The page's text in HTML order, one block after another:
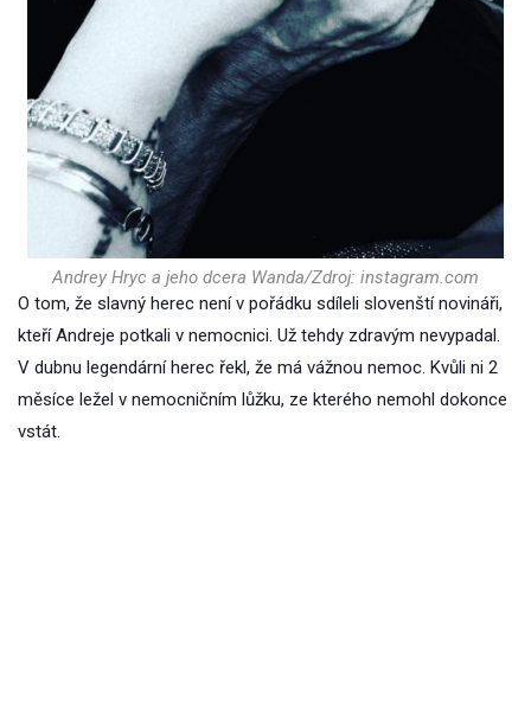
Andrey Hryc a jeho dcera Wanda/Zdroj: instagram.com
O tom, že slavný herec není v pořádku sdíleli slovenští novináři,
kteří Andreje potkali v nemocnici. Už tehdy zdravým nevypadal.
V dubnu legendární herec řekl, že má vážnou nemoc. Kvůli ni 2
měsíce ležel v nemocničním lůžku, ze kterého nemohl dokonce
vstát.